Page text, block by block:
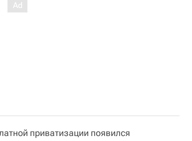
приватизации появился